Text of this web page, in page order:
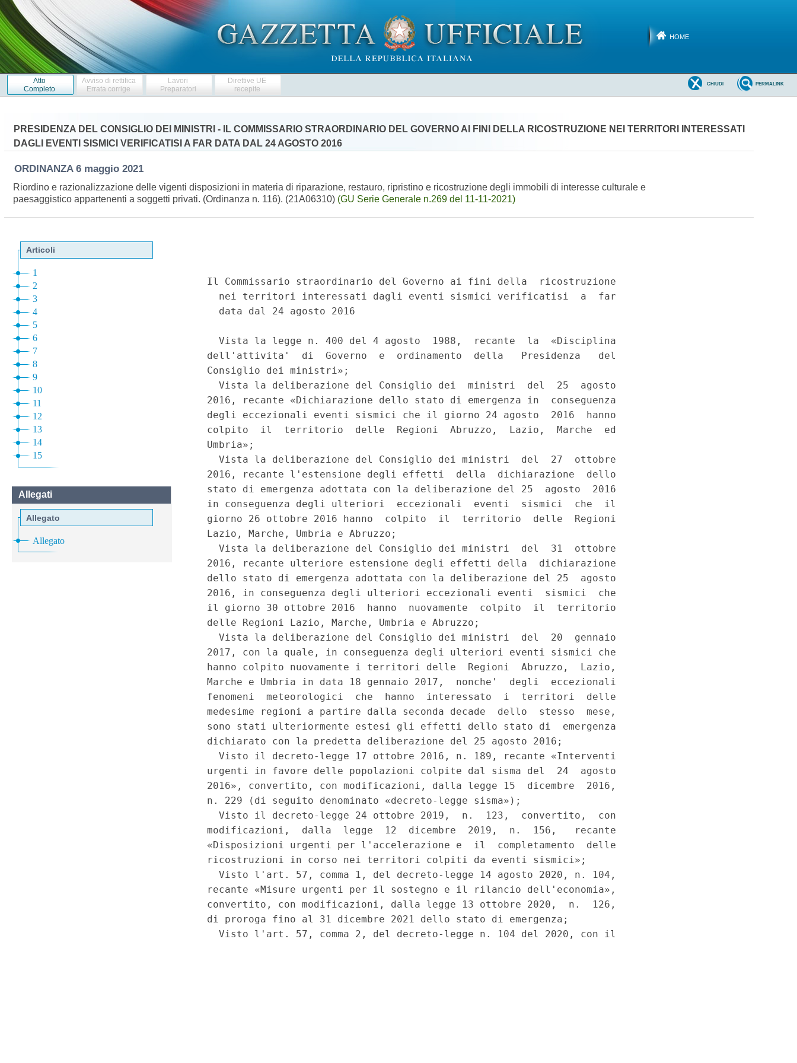
HOME
Atto
Completo
Avviso di rettifica
Errata corrige
Lavori
Preparatori
Direttive UE
recepite
PERMALINK
CHIUDI
PRESIDENZA DEL CONSIGLIO DEI MINISTRI - IL COMMISSARIO STRAORDINARIO DEL GOVERNO AI FINI DELLA RICOSTRUZIONE NEI TERRITORI INTERESSATI
DAGLI EVENTI SISMICI VERIFICATISI A FAR DATA DAL 24 AGOSTO 2016
ORDINANZA 6 maggio 2021
Riordino e razionalizzazione delle vigenti disposizioni in materia di riparazione, restauro, ripristino e ricostruzione degli immobili di interesse culturale e
paesaggistico appartenenti a soggetti privati. (Ordinanza n. 116). (21A06310) (GU Serie Generale n.269 del 11-11-2021)